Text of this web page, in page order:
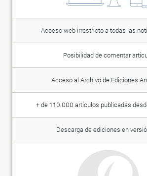
Acceso web irrestricto a todas las
Posibilidad de comentar
Acceso al Archivo de Ediciones
+ de 110.000 artículos publicadas
Descarga de ediciones en